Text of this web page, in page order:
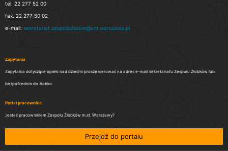
tel. 22 277 52 00
fax. 22 277 50 02
e-mail: sekretariat.zespolzlobkow@um.warszawa.pl
Zapytania
Zapytania dotyczące opieki nad dziećmi proszę kierować na adres e-mail sekretariatu Zespołu Żłobków lub
bezpośrednio do żłobka.
Portal pracownika
Jesteś pracownikiem Zespołu Żłobków m.st. Warszawy?
Przejdź do portalu